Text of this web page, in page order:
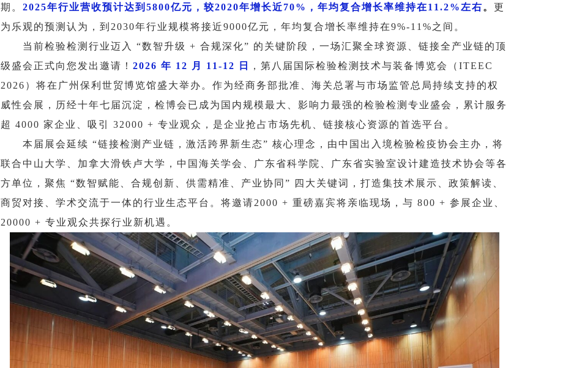
期。 2025年行业营收预计达到5800亿元，较2020年增长近70%，年均复合增长率维持在11.2%左右。 更
为乐观的预测认为，到2030年行业规模将接近9000亿元，年均复合增长率维持在9%-11%之间。
当前检验检测行业迈入 “数智升级 + 合规深化” 的关键阶段，一场汇聚全球资源、链接全产业链的顶
级盛会正式向您发出邀请！ 2026 年 12 月 11-12 日
，第八届国际检验检测技术与装备博览会（ITEEC
2026）将在广州保利世贸博览馆盛大举办。作为经商务部批准、海关总署与市场监管总局持续支持的权
威性会展，历经十年七届沉淀，检博会已成为国内规模最大、影响力最强的检验检测专业盛会，累计服务
超 4000 家企业、吸引 32000 + 专业观众，是企业抢占市场先机、链接核心资源的首选平台。
本届展会延续 “链接检测产业链，激活跨界新生态” 核心理念，由中国出入境检验检疫协会主办，将
联合中山大学、加拿大滑铁卢大学，中国海关学会、广东省科学院、
广东省实验室设计建造技术协会等各
方单位，聚焦 “数智赋能、合规创新、供需精准、产业协同” 四大关键词，打造集技术展示、政策解读、
商贸对接、学术交流于一体的行业生态平台。将邀请2000 + 重磅嘉宾将亲临现场，与 800 + 参展企业、
20000 + 专业观众共探行业新机遇。